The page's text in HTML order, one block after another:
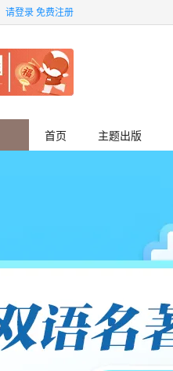
请登录免费注册
首页 主题出版